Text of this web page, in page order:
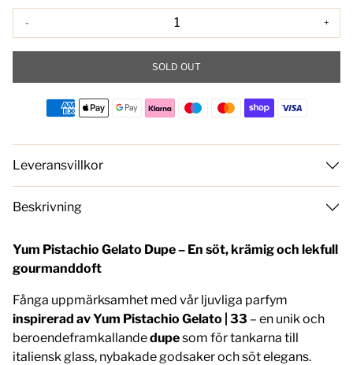
- +
SOLD OUT
Leveransvillkor
Beskrivning
Yum Pistachio Gelato Dupe – En söt, krämig och lekfull
gourmanddoft
Fånga uppmärksamhet med vår ljuvliga parfym
inspirerad av Yum Pistachio Gelato | 33 – en unik och
beroendeframkallandedupesom för tankarna till
italiensk glass, nybakade godsaker och söt elegans.